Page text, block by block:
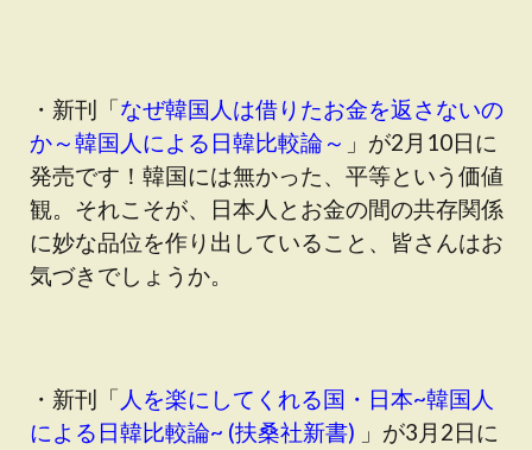
・新刊「なぜ韓国人は借りたお金を返さないの
か～韓国人による日韓比較論～ 」が2月10日に
発売です！韓国には無かった、平等という価値
観。それこそが、日本人とお金の間の共存関係
に妙な品位を作り出していること、皆さんはお
気づきでしょうか。
・新刊「 人を楽にしてくれる国・日本~韓国人
による日韓比較論~ (扶桑社新書) 」が3月2日に